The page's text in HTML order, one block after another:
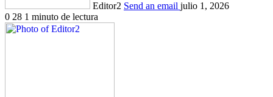
Editor2 Send an email julio 1, 2026
0 28 1 minuto de lectura